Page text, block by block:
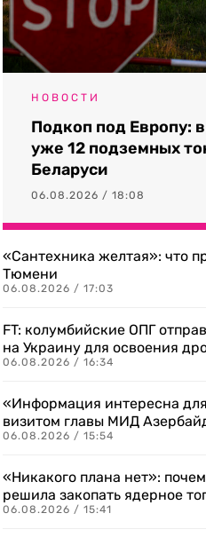
НОВОСТИ
Подкоп под Европу:
уже 12 подземных
Беларуси
06.08.2026 / 18:08
«Сантехника желтая»: что
Тюмени
06.08.2026 / 17:03
FT: колумбийские ОПГ
на Украину для освоения
06.08.2026 / 16:34
«Информация интересна
визитом главы МИД
06.08.2026 / 15:54
«Никакого плана нет»:
решила закопать ядерное
06.08.2026 / 15:41